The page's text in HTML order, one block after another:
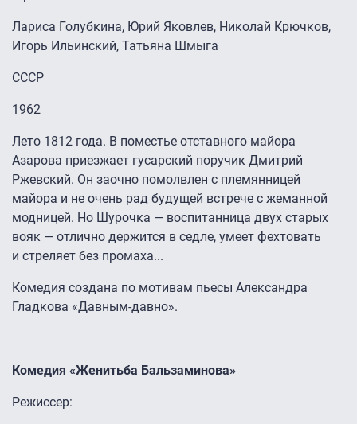
Лариса Голубкина, Юрий Яковлев, Николай Крючков,
Игорь Ильинский, Татьяна Шмыга
СССР
1962
Лето 1812 года. В поместье отставного майора
Азарова приезжает гусарский поручик Дмитрий
Ржевский. Он заочно помолвлен с племянницей
майора и не очень рад будущей встрече с жеманной
модницей. Но Шурочка — воспитанница двух старых
вояк — отлично держится в седле, умеет фехтовать
и стреляет без промаха...
Комедия создана по мотивам пьесы Александра
Гладкова «Давным-давно».
Комедия «Женитьба Бальзаминова»
Режиссер: